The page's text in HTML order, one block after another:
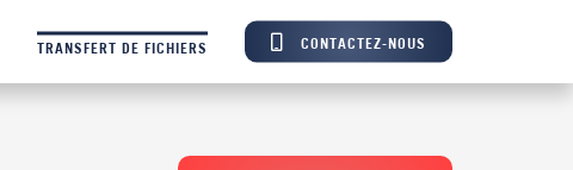
TRANSFERT DE FICHIERS CONTACTEZ-NOUS